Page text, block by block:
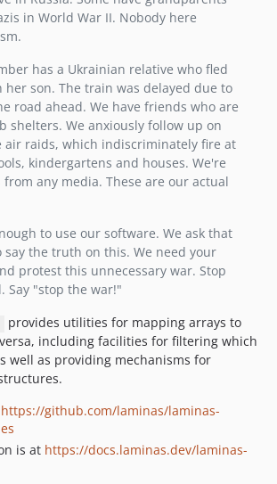
in World War II. Nobody here
has a Ukrainian relative who fled
her son. The train was delayed due to
road ahead. We have friends who are
shelters. We anxiously follow up on
air raids, which indiscriminately fire at
kindergartens and houses. We're
any media. These are our actual
to use our software. We ask that
say the truth on this. We need your
protest this unnecessary war. Stop
Say "stop the war!"
provides utilities for mapping arrays to
including facilities for filtering which
well as providing mechanisms for
https://github.com/laminas/laminas-
is at https://docs.laminas.dev/laminas-